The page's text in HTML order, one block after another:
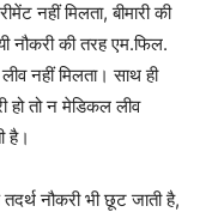
नहीं मिलता, बीमारी की
नौकरी की तरह एम.फिल.
नहीं मिलता। साथ ही
हो तो न मेडिकल लीव
है।
तदर्थ नौकरी भी छूट जाती है,